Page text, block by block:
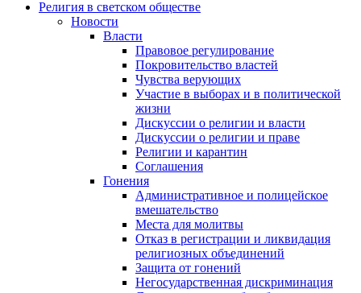
Религия в светском обществе
Новости
Власти
Правовое регулирование
Покровительство властей
Чувства верующих
Участие в выборах и в политической
жизни
Дискуссии о религии и власти
Дискуссии о религии и праве
Религии и карантин
Соглашения
Гонения
Административное и полицейское
вмешательство
Места для молитвы
Отказ в регистрации и ликвидация
религиозных объединений
Защита от гонений
Негосударственная дискриминация